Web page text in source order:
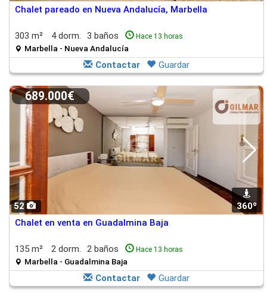
Chalet pareado en Nueva Andalucía, Marbella
303 m² 4 dorm. 3 baños Hace 13 horas
Marbella - Nueva Andalucía
Contactar Guardar
52 360º
689.000€
Chalet en venta en Guadalmina Baja
135 m² 2 dorm. 2 baños Hace 13 horas
Marbella - Guadalmina Baja
Contactar Guardar